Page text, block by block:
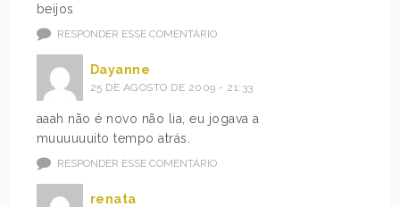
beijos
RESPONDER ESSE COMENTÁRIO
Dayanne
25 DE AGOSTO DE 2009 - 21:33
aaah não é novo não lia, eu jogava a
muuuuuuito tempo atrás.
RESPONDER ESSE COMENTÁRIO
renata